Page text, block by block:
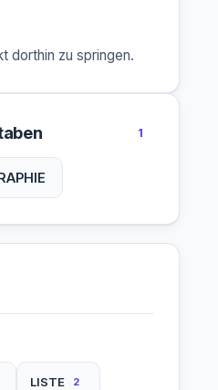
dorthin zu springen.
1
LISTE 2